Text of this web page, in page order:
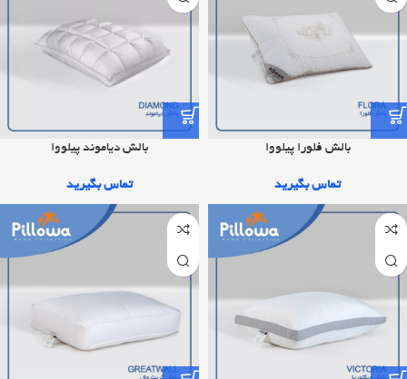
بالش فلورا پیلووا
تماس بگیرید
بالش دیاموند پیلووا
تماس بگیرید